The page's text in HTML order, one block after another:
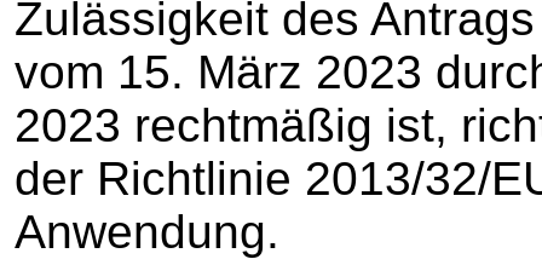
Zulässigkeit des
vom 15. März 2023
2023 rechtmäßig ist,
der Richtlinie 2013/32/
Anwendung.